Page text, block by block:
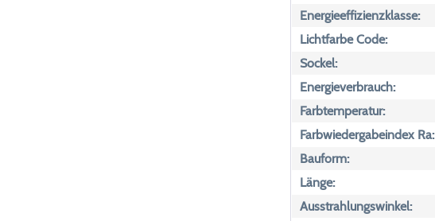
Energieeffizienzklasse:
Lichtfarbe Code:
Sockel:
Energieverbrauch:
Farbtemperatur:
Farbwiedergabeindex Ra:
Bauform:
Länge:
Ausstrahlungswinkel: